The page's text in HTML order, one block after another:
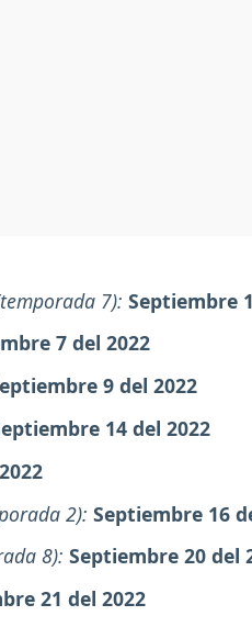
7): Septiembre
7 del 2022
9 del 2022
14 del 2022
2): Septiembre 16
8): Septiembre 20 del
21 del 2022